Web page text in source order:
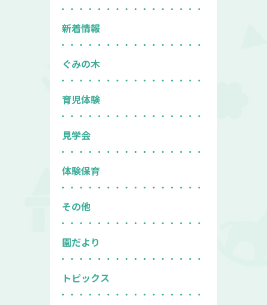
新着情報
ぐみの木
育児体験
見学会
体験保育
その他
園だより
トピックス